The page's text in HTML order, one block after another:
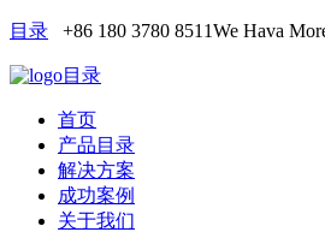
目录 +86 180 3780 8511We Hava
目录
首页
产品目录
解决方案
成功案例
关于我们